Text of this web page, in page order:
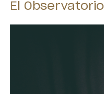
El Observatorio